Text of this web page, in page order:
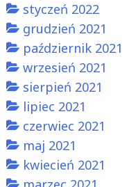
styczeń 2022
grudzień 2021
październik 2021
wrzesień 2021
sierpień 2021
lipiec 2021
czerwiec 2021
maj 2021
kwiecień 2021